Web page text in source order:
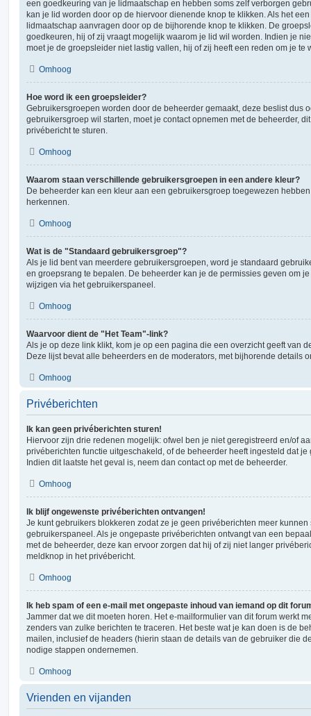
een goedkeuring van je lidmaatschap en hebben soms zelf verborgen
kan je lid worden door op de hiervoor dienende knop te klikken. Als het
lidmaatschap aanvragen door op de bijhorende knop te klikken. De
goedkeuren, hij of zij vraagt mogelijk waarom je lid wil worden. Indien je
moet je de groepsleider niet lastig vallen, hij of zij heeft een reden om je te
Omhoog
Hoe word ik een groepsleider?
Gebruikersgroepen worden door de beheerder gemaakt, deze beslist dus
gebruikersgroep wil starten, moet je contact opnemen met de beheerder,
privébericht te sturen.
Omhoog
Waarom staan verschillende gebruikersgroepen in een andere kleur?
De beheerder kan een kleur aan een gebruikersgroep toegewezen
herkennen.
Omhoog
Wat is de "Standaard gebruikersgroep"?
Als je lid bent van meerdere gebruikersgroepen, word je standaard
en groepsrang te bepalen. De beheerder kan je de permissies geven om
wijzigen via het gebruikerspaneel.
Omhoog
Waarvoor dient de "Het Team"-link?
Als je op deze link klikt, kom je op een pagina die een overzicht geeft van
Deze lijst bevat alle beheerders en de moderators, met bijhorende details
Omhoog
Privéberichten
Ik kan geen privéberichten sturen!
Hiervoor zijn drie redenen mogelijk: ofwel ben je niet geregistreerd en/of
privéberichten functie uitgeschakeld, of de beheerder heeft ingesteld dat
Indien dit laatste het geval is, neem dan contact op met de beheerder.
Omhoog
Ik blijf ongewenste privéberichten ontvangen!
Je kunt gebruikers blokkeren zodat ze je geen privéberichten meer kunnen
gebruikerspaneel. Als je ongepaste privéberichten ontvangt van een
met de beheerder, deze kan ervoor zorgen dat hij of zij niet langer
meldknop in het privébericht.
Omhoog
Ik heb spam of een e-mail met ongepaste inhoud van iemand op dit
Jammer dat we dit moeten horen. Het e-mailformulier van dit forum werkt
zenders van zulke berichten te traceren. Het beste wat je kan doen is de
mailen, inclusief de headers (hierin staan de details van de gebruiker die
nodige stappen ondernemen.
Omhoog
Vrienden en vijanden